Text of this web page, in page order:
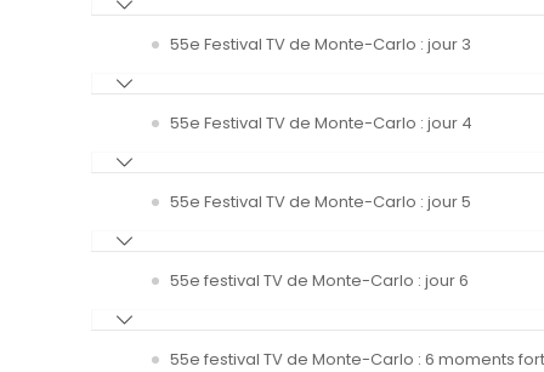
55e Festival TV de Monte-Carlo : jour 3
55e Festival TV de Monte-Carlo : jour 4
55e Festival TV de Monte-Carlo : jour 5
55e festival TV de Monte-Carlo : jour 6
55e festival TV de Monte-Carlo : 6 moments